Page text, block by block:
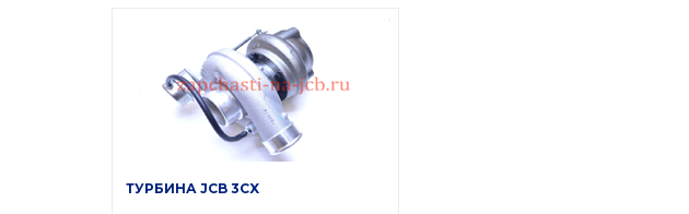
ТУРБИНА JCB 3CX